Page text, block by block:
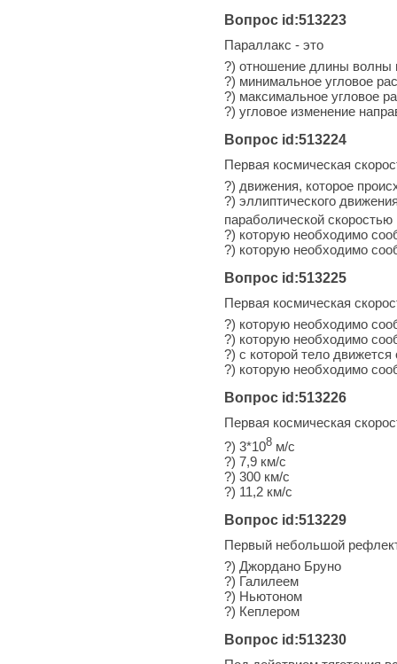
Вопрос id:513223
Параллакс - это
?) отношение длины волны
?) минимальное угловое
?) максимальное угловое
?) угловое изменение
Вопрос id:513224
Первая космическая
?) движения, которое
?) эллиптического
параболической скоростью
?) которую необходимо
?) которую необходимо
Вопрос id:513225
Первая космическая
?) которую необходимо
?) которую необходимо
?) с которой тело
?) которую необходимо
Вопрос id:513226
Первая космическая
?) 3*108 м/с
?) 7,9 км/с
?) 300 км/с
?) 11,2 км/с
Вопрос id:513229
Первый небольшой
?) Джордано Бруно
?) Галилеем
?) Ньютоном
?) Кеплером
Вопрос id:513230